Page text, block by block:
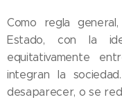
Como regla
Estado, con la
equitativamente
integran la
desaparecer, o se